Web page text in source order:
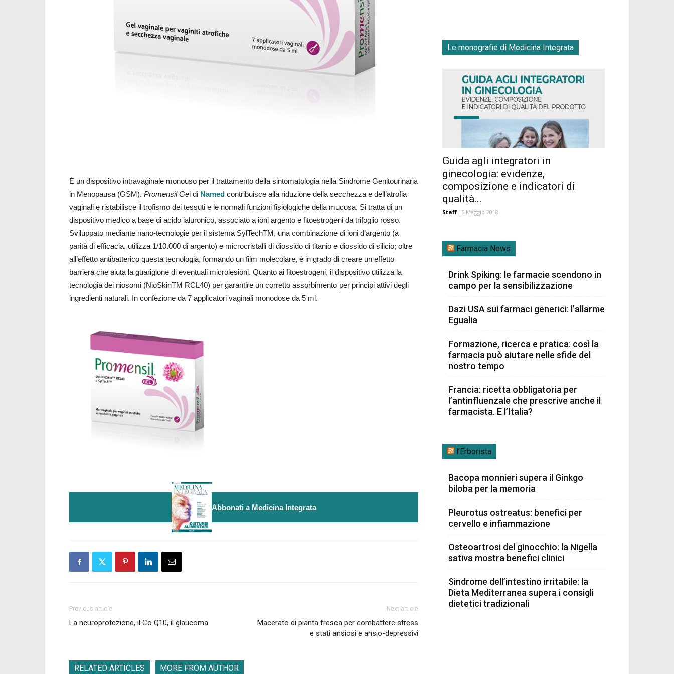
È un dispositivo intravaginale monouso per il trattamento della sintomatologia nella Sindrome Genitourinaria
in Menopausa (GSM). Promensil Gel di Named contribuisce alla riduzione della secchezza e dell’atrofia
vaginali e ristabilisce il trofismo dei tessuti e le normali funzioni fisiologiche della mucosa. Si tratta di un
dispositivo medico a base di acido ialuronico, associato a ioni argento e fitoestrogeni da trifoglio rosso.
Sviluppato mediante nano-tecnologie per il sistema SylTechTM, una combinazione di ioni d’argento (a
parità di efficacia, utilizza 1/10.000 di argento) e microcristalli di diossido di titanio e diossido di silicio; oltre
all’effetto antibatterico questa tecnologia, formando un film molecolare, è in grado di creare un effetto
barriera che aiuta la guarigione di eventuali microlesioni. Quanto ai fitoestrogeni, il dispositivo utilizza la
tecnologia dei niosomi (NioSkinTM RCL40) per garantire un corretto assorbimento per principi attivi degli
ingredienti naturali. In confezione da 7 applicatori vaginali monodose da 5 ml.
Abbonati a Medicina Integrata
Previous article
La neuroprotezione, il Co Q10, il glaucoma
Next article
Macerato di pianta fresca per combattere stress
e stati ansiosi e ansio-depressivi
RELATED ARTICLES MORE FROM AUTHOR
Le monografie di Medicina Integrata
Guida agli integratori in
ginecologia: evidenze,
composizione e indicatori di
qualità...
Staff 15 Maggio 2018
Farmacia News
Drink Spiking: le farmacie scendono in
campo per la sensibilizzazione
Dazi USA sui farmaci generici: l’allarme
Egualia
Formazione, ricerca e pratica: così la
farmacia può aiutare nelle sfide del
nostro tempo
Francia: ricetta obbligatoria per
l’antinfluenzale che prescrive anche il
farmacista. E l’Italia?
l’Erborista
Bacopa monnieri supera il Ginkgo
biloba per la memoria
Pleurotus ostreatus: benefici per
cervello e infiammazione
Osteoartrosi del ginocchio: la Nigella
sativa mostra benefici clinici
Sindrome dell’intestino irritabile: la
Dieta Mediterranea supera i consigli
dietetici tradizionali